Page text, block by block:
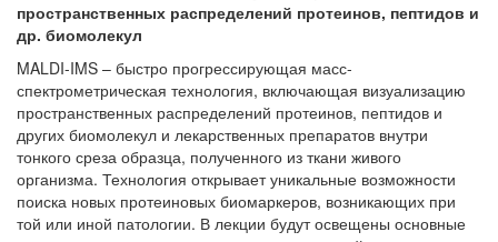
пространственных распределений протеинов, пептидов и
др. биомолекул
MALDI-IMS – быстро прогрессирующая масс-
спектрометрическая технология, включающая визуализацию
пространственных распределений протеинов, пептидов и
других биомолекул и лекарственных препаратов внутри
тонкого среза образца, полученного из ткани живого
организма. Технология открывает уникальные возможности
поиска новых протеиновых биомаркеров, возникающих при
той или иной патологии. В лекции будут освещены основные